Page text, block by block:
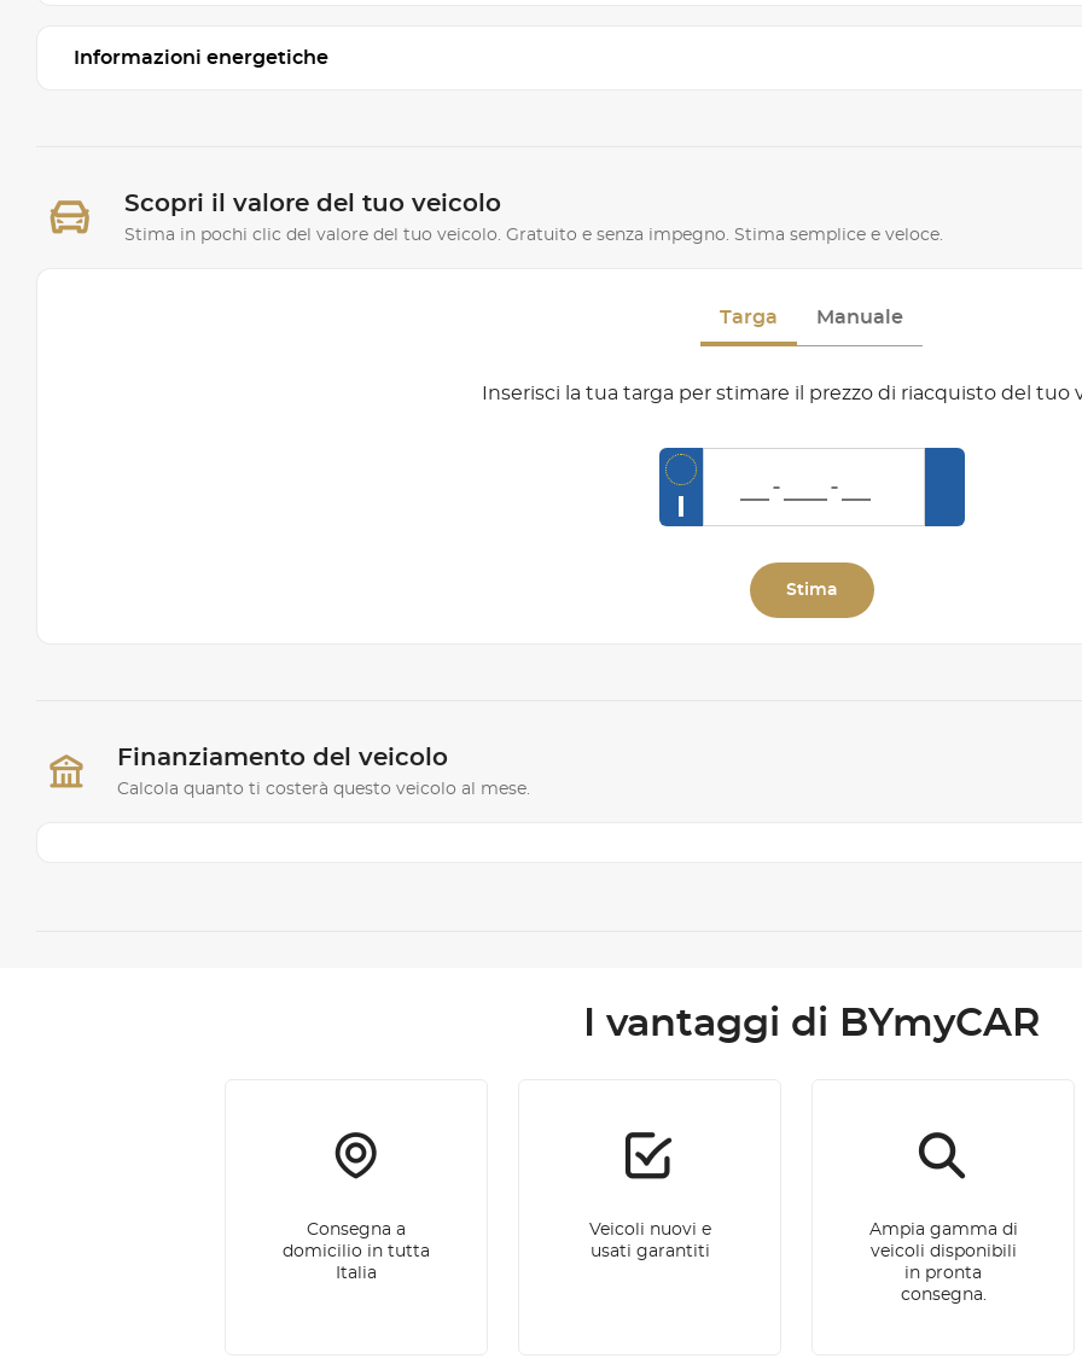
Informazioni energetiche
Scopri il valore del tuo veicolo
Stima in pochi clic del valore del tuo veicolo. Gratuito e senza impegno. Stima semplice e veloce.
Targa Manuale
Inserisci la tua targa per stimare il prezzo di riacquisto del tuo
Stima
Finanziamento del veicolo
Calcola quanto ti costerà questo veicolo al mese.
I vantaggi di BYmyCAR
Consegna a
domicilio in tutta
Italia
Veicoli nuovi e
usati garantiti
Ampia gamma di
veicoli disponibili
in pronta
consegna.